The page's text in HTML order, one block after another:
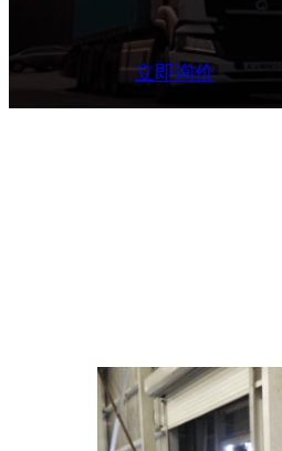
立即询价